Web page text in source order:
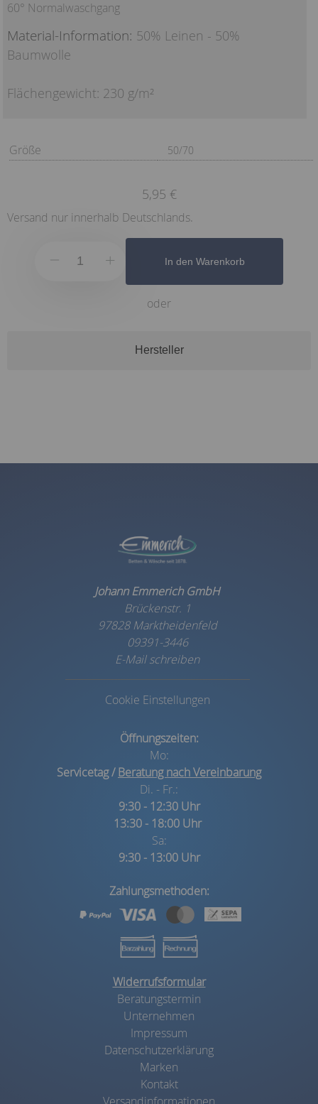
60° Normalwaschgang
Material-Information: 50% Leinen - 50%
Baumwolle
Flächengewicht: 230 g/m²
Größe 50/70
5,95 €
Versand nur innerhalb Deutschlands.
In den Warenkorb
oder
Hersteller
Johann Emmerich GmbH
Brückenstr. 1
97828 Marktheidenfeld
09391-3446
E-Mail schreiben
Cookie Einstellungen
Öffnungszeiten:
Mo:
Servicetag /Beratung nach Vereinbarung
Di. - Fr.:
9:30 - 12:30 Uhr
13:30 - 18:00 Uhr
Sa:
9:30 - 13:00 Uhr
Zahlungsmethoden:
Widerrufsformular
Beratungstermin
Unternehmen
Impressum
Datenschutzerklärung
Marken
Kontakt